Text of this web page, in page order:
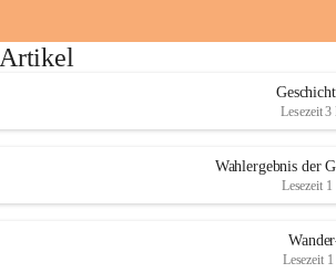
Artikel
Lesezeit
Wahlergebnis der
Lesezeit
Lesezeit